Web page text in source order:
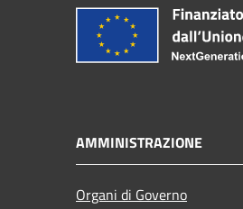
AMMINISTRAZIONE
Organi di Governo